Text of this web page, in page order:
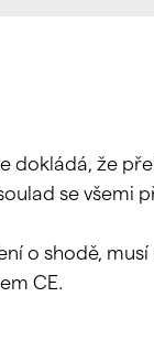
dokládá, že
se všemi
o shodě,
CE.